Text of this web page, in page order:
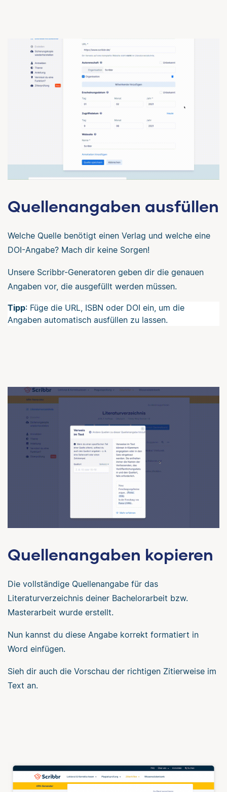
Quellenangaben ausfüllen
Welche Quelle benötigt einen Verlag und welche eine
DOI-Angabe? Mach dir keine Sorgen!
Unsere Scribbr-Generatoren geben dir die genauen
Angaben vor, die ausgefüllt werden müssen.
Tipp: Füge die URL, ISBN oder DOI ein, um die
Angaben automatisch ausfüllen zu lassen.
Quellenangaben kopieren
Die vollständige Quellenangabe für das
Literaturverzeichnis deiner Bachelorarbeit bzw.
Masterarbeit wurde erstellt.
Nun kannst du diese Angabe korrekt formatiert in
Word einfügen.
Sieh dir auch die Vorschau der richtigen Zitierweise im
Text an.